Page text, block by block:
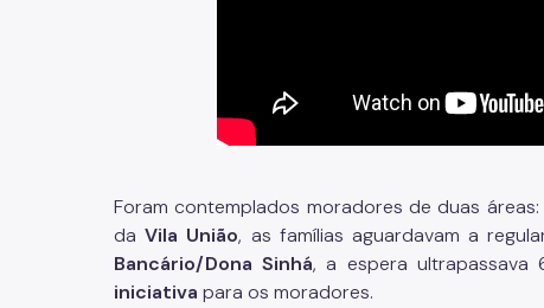
Foram contemplados moradores de duas áreas:
daVila União, as famílias aguardavam a
Bancário/Dona Sinhá, a espera ultrapassava
iniciativa para os moradores.